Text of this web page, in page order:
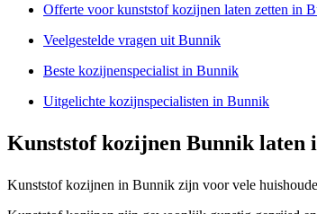
Offerte voor kunststof kozijnen laten zetten in
Veelgestelde vragen uit Bunnik
Beste kozijnenspecialist in Bunnik
Uitgelichte kozijnspecialisten in Bunnik
Kunststof kozijnen Bunnik laten
Kunststof kozijnen in Bunnik zijn voor vele